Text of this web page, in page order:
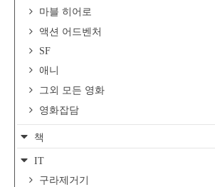
마블 히어로
액션 어드벤처
SF
애니
그외 모든 영화
영화잡담
책
IT
구라제거기